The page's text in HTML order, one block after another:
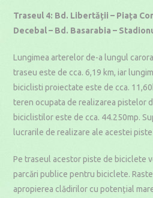
Traseul 4: Bd. Libertății – Piața
Decebal – Bd. Basarabia –
Lungimea arterelor de-a lungul
traseu este de cca. 6,19 km, iar
biciclisti proiectate este de cca.
teren ocupata de realizarea pistelor
biciclistilor este de cca. 44.250mp.
lucrarile de realizare ale acestei
Pe traseul acestor piste de biciclete
parcări publice pentru biciclete.
apropierea clădirilor cu potențial